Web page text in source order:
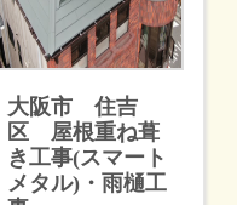
大阪市 住吉
区 屋根重ね葺
き工事(スマート
メタル)・雨樋工